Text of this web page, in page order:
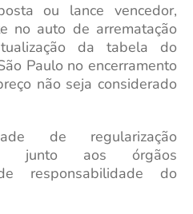
ou lance vencedor,
no auto de arrematação
da tabela do
Paulo no encerramento
não seja considerado
de regularização
junto aos órgãos
responsabilidade do